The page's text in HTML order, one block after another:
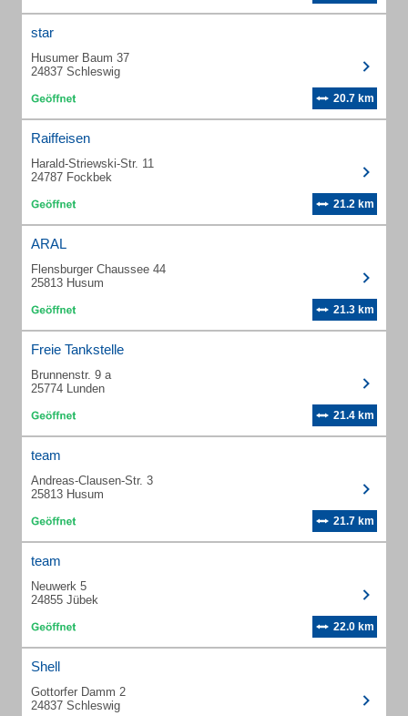
star
Husumer Baum 37
24837 Schleswig
20.7 km
Raiffeisen
Harald-Striewski-Str. 11
24787 Fockbek
21.2 km
ARAL
Flensburger Chaussee 44
25813 Husum
21.3 km
Freie Tankstelle
Brunnenstr. 9 a
25774 Lunden
21.4 km
team
Andreas-Clausen-Str. 3
25813 Husum
21.7 km
team
Neuwerk 5
24855 Jübek
22.0 km
Shell
Gottorfer Damm 2
24837 Schleswig